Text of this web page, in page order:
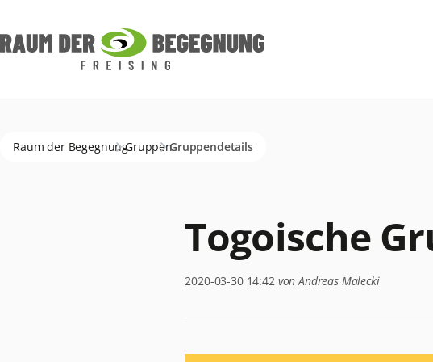
Raum der BegegnungGruppenGruppendetails
Togoische
2020-03-30 14:42von Andreas Malecki